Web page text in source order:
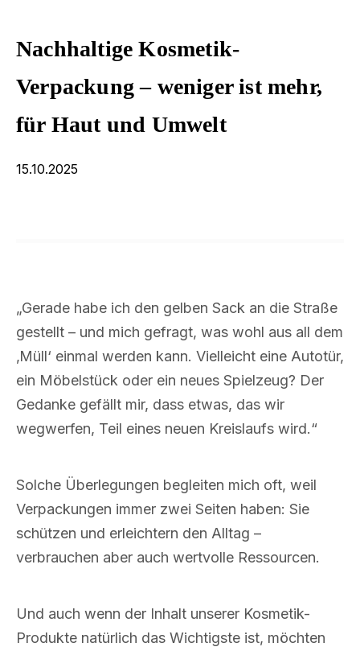
Nachhaltige Kosmetik-
Verpackung – weniger ist mehr,
für Haut und Umwelt
15.10.2025
„Gerade habe ich den gelben Sack an die Straße
gestellt – und mich gefragt, was wohl aus all dem
‚Müll‘ einmal werden kann. Vielleicht eine Autotür,
ein Möbelstück oder ein neues Spielzeug? Der
Gedanke gefällt mir, dass etwas, das wir
wegwerfen, Teil eines neuen Kreislaufs wird.“
Solche Überlegungen begleiten mich oft, weil
Verpackungen immer zwei Seiten haben: Sie
schützen und erleichtern den Alltag –
verbrauchen aber auch wertvolle Ressourcen.
Und auch wenn der Inhalt unserer Kosmetik-
Produkte natürlich das Wichtigste ist, möchten